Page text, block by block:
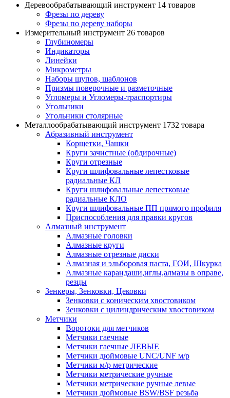
Деревообрабатывающий инструмент 14 товаров
Фрезы по дереву
Фрезы по дереву наборы
Измерительный инструмент 26 товаров
Глубиномеры
Индикаторы
Линейки
Микрометры
Наборы щупов, шаблонов
Призмы поверочные и разметочные
Угломеры и Угломеры-траспортиры
Угольники
Угольники столярные
Металлообрабатывающий инструмент 1732 товара
Абразивный инструмент
Корщетки, Чашки
Круги зачистные (обдирочные)
Круги отрезные
Круги шлифовальные лепестковые
радиальные КЛ
Круги шлифовальные лепестковые
радиальные КЛО
Круги шлифовальные ПП прямого профиля
Приспособления для правки кругов
Алмазный инструмент
Алмазные головки
Алмазные круги
Алмазные отрезные диски
Алмазная и эльборовая паста, ГОИ, Шкурка
Алмазные карандаши,иглы,алмазы в оправе,
резцы
Зенкеры, Зенковки, Цековки
Зенковки с коническим хвостовиком
Зенковки с цилиндрическим хвостовиком
Метчики
Воротоки для метчиков
Метчики гаечные
Метчики гаечные ЛЕВЫЕ
Метчики дюймовые UNC/UNF м/р
Метчики м/р метрические
Метчики метрические ручные
Метчики метрические ручные левые
Метчики дюймовые BSW/BSF резьба